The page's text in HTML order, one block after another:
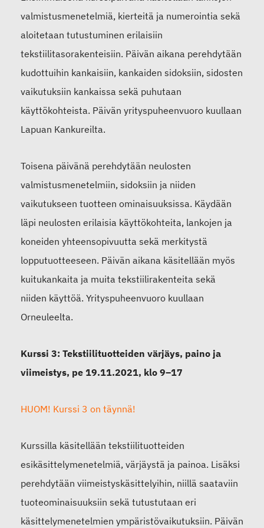
valmistusmenetelmiä, kierteitä ja numerointia sekä
aloitetaan tutustuminen erilaisiin
tekstiilitasorakenteisiin. Päivän aikana perehdytään
kudottuihin kankaisiin, kankaiden sidoksiin, sidosten
vaikutuksiin kankaissa sekä puhutaan
käyttökohteista. Päivän yrityspuheenvuoro kuullaan
Lapuan Kankureilta.
Toisena päivänä perehdytään neulosten
valmistusmenetelmiin, sidoksiin ja niiden
vaikutukseen tuotteen ominaisuuksissa. Käydään
läpi neulosten erilaisia käyttökohteita, lankojen ja
koneiden yhteensopivuutta sekä merkitystä
lopputuotteeseen. Päivän aikana käsitellään myös
kuitukankaita ja muita tekstiilirakenteita sekä
niiden käyttöä. Yrityspuheenvuoro kuullaan
Orneuleelta.
Kurssi 3: Tekstiilituotteiden värjäys, paino ja
viimeistys, pe 19.11.2021, klo 9–17
HUOM! Kurssi 3 on täynnä!
Kurssilla käsitellään tekstiilituotteiden
esikäsittelymenetelmiä, värjäystä ja painoa. Lisäksi
perehdytään viimeistyskäsittelyihin, niillä saataviin
tuoteominaisuuksiin sekä tutustutaan eri
käsittelymenetelmien ympäristövaikutuksiin. Päivän